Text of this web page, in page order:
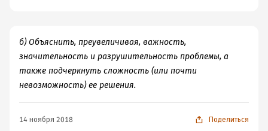
б) Объяснить, преувеличивая, важность,
значительность и разрушительность проблемы, а
также подчеркнуть сложность (или почти
невозможность) ее решения.
14 ноября 2018 Поделиться